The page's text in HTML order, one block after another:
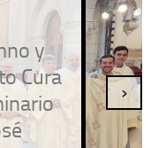
y
Cura
›